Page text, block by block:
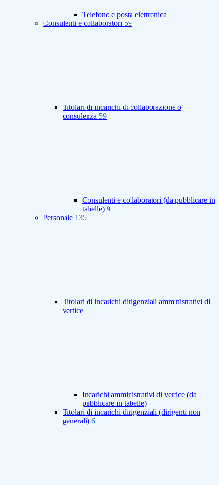
Telefono e posta elettronica
Consulenti e collaboratori 59
Titolari di incarichi di collaborazione o
consulenza 59
Consulenti e collaboratori (da pubblicare in
tabelle) 9
Personale 135
Titolari di incarichi dirigenziali amministrativi di
vertice
Incarichi amministrativi di vertice (da
pubblicare in tabelle)
Titolari di incarichi dirigenziali (dirigenti non
generali) 6